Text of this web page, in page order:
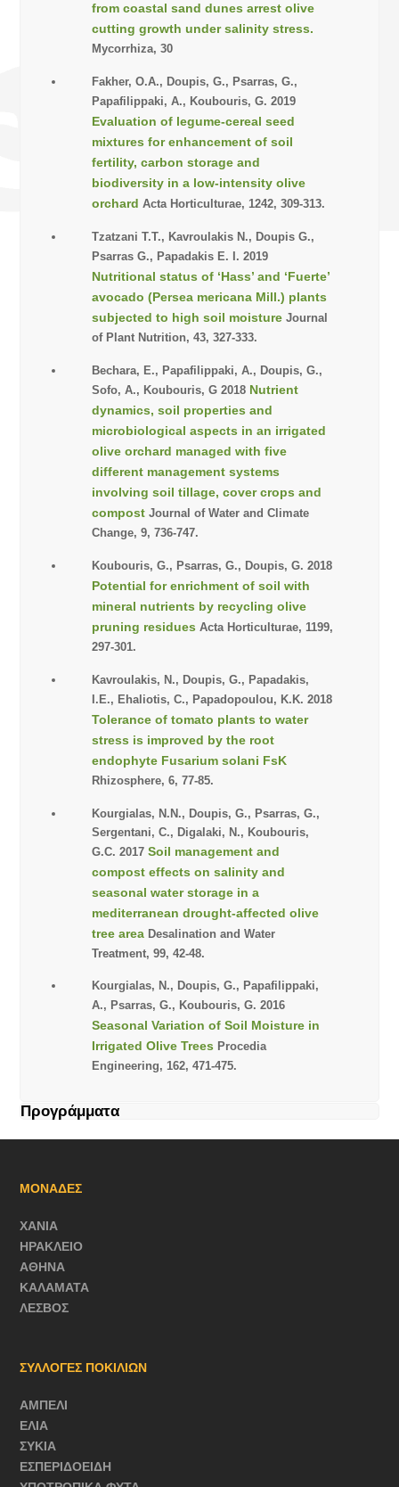
from coastal sand dunes arrest olive
cutting growth under salinity stress.
Mycorrhiza, 30
Fakher, O.A., Doupis, G., Psarras, G.,
Papafilippaki, A., Koubouris, G. 2019
Evaluation of legume-cereal seed
mixtures for enhancement of soil
fertility, carbon storage and
biodiversity in a low-intensity olive
orchard Acta Horticulturae, 1242, 309-313.
Tzatzani T.T., Kavroulakis N., Doupis G.,
Psarras G., Papadakis E. I. 2019
Nutritional status of ‘Hass’ and ‘Fuerte’
avocado (Persea mericana Mill.) plants
subjected to high soil moistureJournal
of Plant Nutrition, 43, 327-333.
Bechara, E., Papafilippaki, A., Doupis, G.,
Sofo, A., Koubouris, G 2018 Nutrient
dynamics, soil properties and
microbiological aspects in an irrigated
olive orchard managed with five
different management systems
involving soil tillage, cover crops and
compostJournal of Water and Climate
Change, 9, 736-747.
Koubouris, G., Psarras, G., Doupis, G. 2018
Potential for enrichment of soil with
mineral nutrients by recycling olive
pruning residues Acta Horticulturae, 1199,
297-301.
Kavroulakis, N., Doupis, G., Papadakis,
I.E., Ehaliotis, C., Papadopoulou, K.K. 2018
Tolerance of tomato plants to water
stress is improved by the root
endophyte Fusarium solani FsK
Rhizosphere, 6, 77-85.
Kourgialas, N.N., Doupis, G., Psarras, G.,
Sergentani, C., Digalaki, N., Koubouris,
G.C. 2017 Soil management and
compost effects on salinity and
seasonal water storage in a
mediterranean drought-affected olive
tree areaDesalination and Water
Treatment, 99, 42-48.
Kourgialas, N., Doupis, G., Papafilippaki,
A., Psarras, G., Koubouris, G. 2016
Seasonal Variation of Soil Moisture in
Irrigated Olive Trees Procedia
Engineering, 162, 471-475.
Προγράμματα
ΜΟΝΑΔΕΣ
ΧΑΝΙΑ
ΗΡΑΚΛΕΙΟ
ΑΘΗΝΑ
ΚΑΛΑΜΑΤΑ
ΛΕΣΒΟΣ
ΣΥΛΛΟΓΕΣ ΠΟΚΙΛΙΩΝ
ΑΜΠΕΛΙ
ΕΛΙΑ
ΣΥΚΙΑ
ΕΣΠΕΡΙΔΟΕΙΔΗ